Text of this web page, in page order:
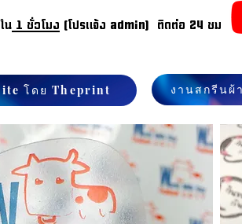
น 1 ชั่วโมง (โปรแจ้ง admin) ติดต่อ 24 ชม
โดย Theprint งานสกรีนผ้